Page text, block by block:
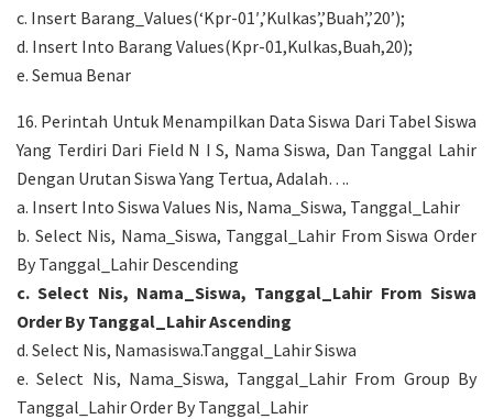
c. Insert Barang_Values(‘Kpr-01′,’Kulkas’,’Buah’,’20’);
d. Insert Into Barang Values(Kpr-01,Kulkas,Buah,20);
e. Semua Benar
16. Perintah Untuk Menampilkan Data Siswa Dari Tabel Siswa
Yang Terdiri Dari Field N I S, Nama Siswa, Dan Tanggal Lahir
Dengan Urutan Siswa Yang Tertua, Adalah….
a. Insert Into Siswa Values Nis, Nama_Siswa, Tanggal_Lahir
b. Select Nis, Nama_Siswa, Tanggal_Lahir From Siswa Order
By Tanggal_Lahir Descending
c. Select Nis, Nama_Siswa, Tanggal_Lahir From Siswa
Order By Tanggal_Lahir Ascending
d. Select Nis, Namasiswa.Tanggal_Lahir Siswa
e. Select Nis, Nama_Siswa, Tanggal_Lahir From Group By
Tanggal_Lahir Order By Tanggal_Lahir